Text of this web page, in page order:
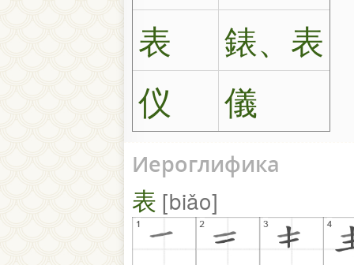
表
錶、表
仪
儀
Иероглифика
表 biǎo